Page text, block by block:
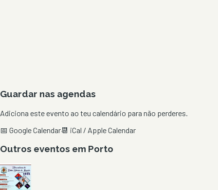
Guardar nas agendas
Adiciona este evento ao teu calendário para não perderes.
📅 Google Calendar📆 iCal / Apple Calendar
Outros eventos em Porto